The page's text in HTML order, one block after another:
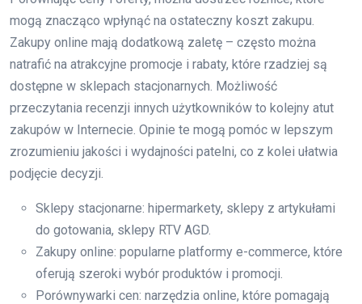
mogą znacząco wpłynąć na ostateczny koszt zakupu.
Zakupy online mają dodatkową zaletę – często można
natrafić na atrakcyjne promocje i rabaty, które rzadziej są
dostępne w sklepach stacjonarnych. Możliwość
przeczytania recenzji innych użytkowników to kolejny atut
zakupów w Internecie. Opinie te mogą pomóc w lepszym
zrozumieniu jakości i wydajności patelni, co z kolei ułatwia
podjęcie decyzji.
Sklepy stacjonarne: hipermarkety, sklepy z artykułami
do gotowania, sklepy RTV AGD.
Zakupy online: popularne platformy e-commerce, które
oferują szeroki wybór produktów i promocji.
Porównywarki cen: narzędzia online, które pomagają